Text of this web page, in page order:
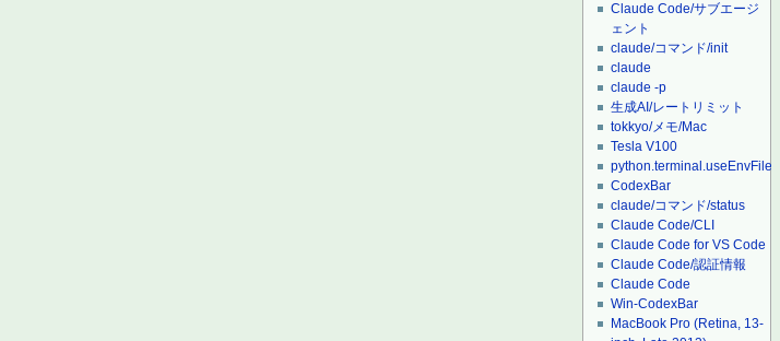
Claude Code/サブエージ
ェント
claude/コマンド/init
claude
claude -p
生成AI/レートリミット
tokkyo/メモ/Mac
Tesla V100
python.terminal.useEnvFile
CodexBar
claude/コマンド/status
Claude Code/CLI
Claude Code for VS Code
Claude Code/認証情報
Claude Code
Win-CodexBar
MacBook Pro (Retina, 13-